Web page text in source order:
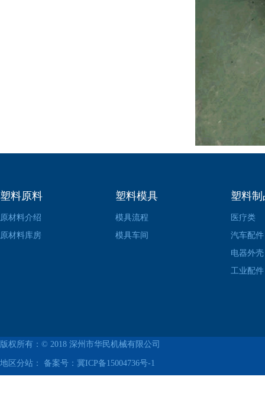
塑料原料
原材料介绍
原材料库房
塑料模具
模具流程
模具车间
塑料制
医疗类
汽车配件
电器外壳
工业配件
版权所有：© 2018 深州市华民机械有限公司
地区分站： 备案号： 冀ICP备15004736号-1